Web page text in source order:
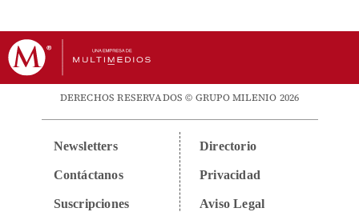
DERECHOS RESERVADOS © GRUPO MILENIO 2026
Newsletters
Contáctanos
Suscripciones
Directorio
Privacidad
Aviso Legal